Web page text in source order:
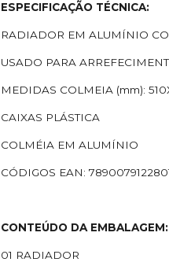
ESPECIFICAÇÃO TÉCNICA:
RADIADOR EM ALUMÍNIO
USADO PARA
MEDIDAS COLMEIA (mm):
CAIXAS PLÁSTICA
COLMÉIA EM ALUMÍNIO
CÓDIGOS EAN:
CONTEÚDO DA EMBALAGEM:
01 RADIADOR